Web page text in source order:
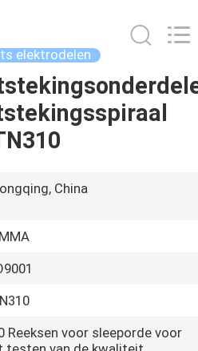
elektrodelen
China
Reeksen voor sleeporde voor